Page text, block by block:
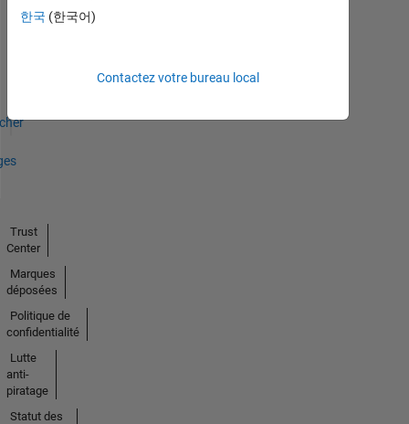
한국 (한국어)
Contactez votre bureau local
Trust
Center
Marques
déposées
Politique de
confidentialité
Lutte
anti-
piratage
Statut des